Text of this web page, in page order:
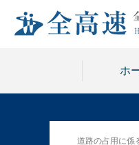
ホ
道路の占用に係